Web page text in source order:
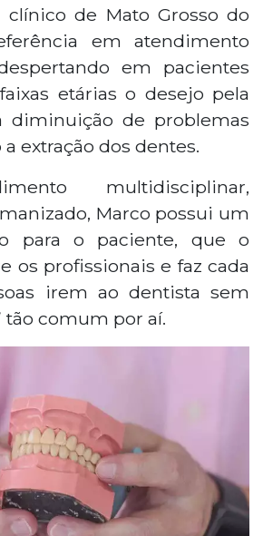
clínico de Mato Grosso do
em atendimento
em pacientes
etárias o desejo pela
diminuição de problemas
extração dos dentes.
multidisciplinar,
Marco possui um
para o paciente, que o
os profissionais e faz cada
irem ao dentista sem
tão comum por aí.